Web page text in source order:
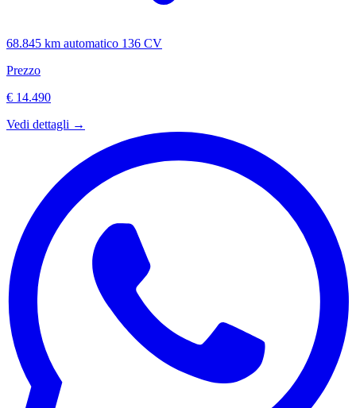
68.845 km automatico 136 CV
Prezzo
€ 14.490
Vedi dettagli →